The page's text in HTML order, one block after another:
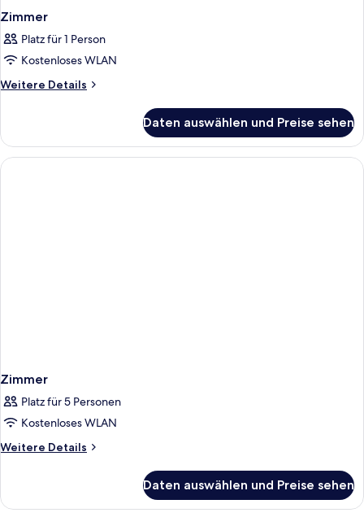
Zimmer
Platz für 1 Person
Kostenloses WLAN
Weitere Details
Weitere
Daten auswählen und Preise sehen
Zimmer
Platz für 5 Personen
Kostenloses WLAN
Weitere Details
Weitere
Daten auswählen und Preise sehen